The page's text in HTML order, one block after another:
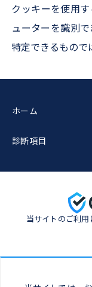
クッキーを使用
ューターを識別
特定できるもので
ホーム
診断項目
当サイトのご利用